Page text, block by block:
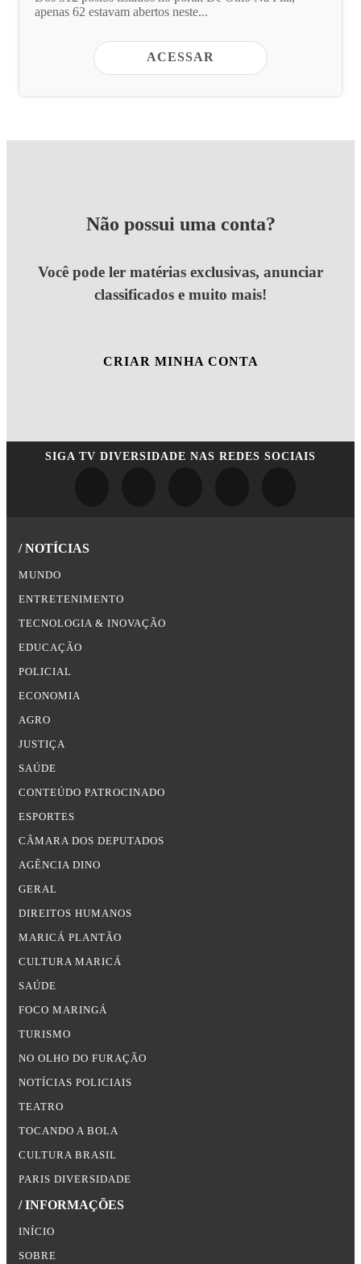
apenas 62 estavam abertos neste...
ACESSAR
Não possui uma conta?
Você pode ler matérias exclusivas, anunciar
classificados e muito mais!
CRIAR MINHA CONTA
SIGA TV DIVERSIDADE NAS REDES SOCIAIS
/ NOTÍCIAS
MUNDO
ENTRETENIMENTO
TECNOLOGIA & INOVAÇÃO
EDUCAÇÃO
POLICIAL
ECONOMIA
AGRO
JUSTIÇA
SAÚDE
CONTEÚDO PATROCINADO
ESPORTES
CÂMARA DOS DEPUTADOS
AGÊNCIA DINO
GERAL
DIREITOS HUMANOS
MARICÁ PLANTÃO
CULTURA MARICÁ
SAÚDE
FOCO MARINGÁ
TURISMO
NO OLHO DO FURAÇÃO
NOTÍCIAS POLICIAIS
TEATRO
TOCANDO A BOLA
CULTURA BRASIL
PARIS DIVERSIDADE
/ INFORMAÇÕES
INÍCIO
SOBRE